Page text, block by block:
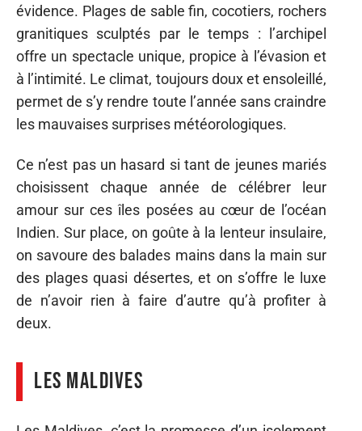
évidence. Plages de sable fin, cocotiers, rochers
granitiques sculptés par le temps : l’archipel
offre un spectacle unique, propice à l’évasion et
à l’intimité. Le climat, toujours doux et ensoleillé,
permet de s’y rendre toute l’année sans craindre
les mauvaises surprises météorologiques.
Ce n’est pas un hasard si tant de jeunes mariés
choisissent chaque année de célébrer leur
amour sur ces îles posées au cœur de l’océan
Indien. Sur place, on goûte à la lenteur insulaire,
on savoure des balades mains dans la main sur
des plages quasi désertes, et on s’offre le luxe
de n’avoir rien à faire d’autre qu’à profiter à
deux.
Les Maldives